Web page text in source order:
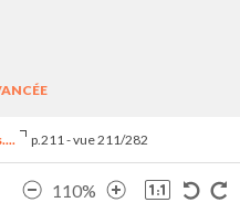
p.211 - vue 211/282
110%